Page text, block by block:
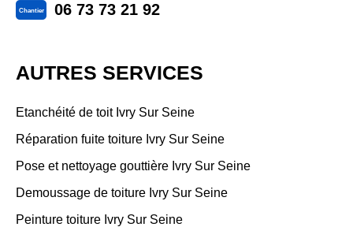
Chantier 06 73 73 21 92
AUTRES SERVICES
Etanchéité de toit Ivry Sur Seine
Réparation fuite toiture Ivry Sur Seine
Pose et nettoyage gouttière Ivry Sur Seine
Demoussage de toiture Ivry Sur Seine
Peinture toiture Ivry Sur Seine